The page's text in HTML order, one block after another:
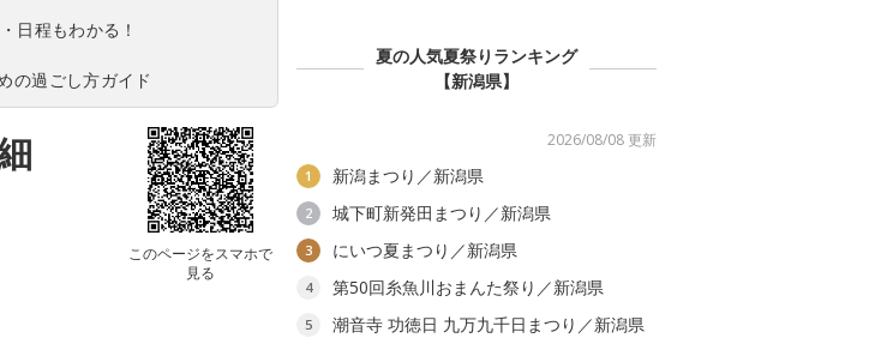
日程もわかる！
の過ごし方ガイド
このページをスマホで
見る
夏の人気夏祭りランキング
【新潟県】
2026/08/08 更新
1 新潟まつり／新潟県
2 城下町新発田まつり／新潟県
3 にいつ夏まつり／新潟県
4 第50回糸魚川おまんた祭り／新潟県
5
潮音寺 功徳日 九万九千日まつり／新潟県